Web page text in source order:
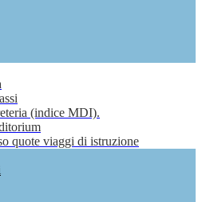
(indice MDI).
quote viaggi di istruzione